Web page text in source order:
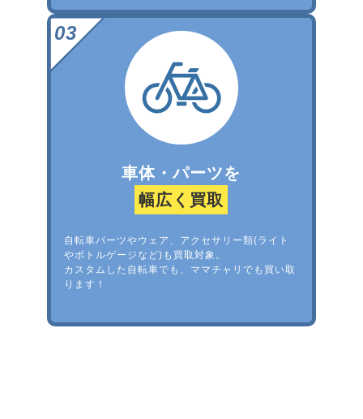
車体・パーツを
幅広く買取
自転車パーツやウェア、アクセサリー類(ライト
やボトルゲージなど)も買取対象。
カスタムした自転車でも、ママチャリでも買い取
ります！